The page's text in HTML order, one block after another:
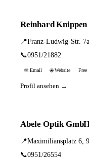
Reinhard Knippen
📍Franz-Ludwig-Str.
📞0951/21882
✉ Email 🌐 Website Free
Profil ansehen →
Abele Optik
📍Maximiliansplatz 6,
📞0951/26554